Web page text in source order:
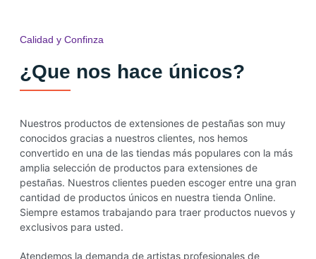
Calidad y Confinza
¿Que nos hace únicos?
Nuestros productos de extensiones de pestañas son muy
conocidos gracias a nuestros clientes, nos hemos
convertido en una de las tiendas más populares con la más
amplia selección de productos para extensiones de
pestañas. Nuestros clientes pueden escoger entre una gran
cantidad de productos únicos en nuestra tienda Online.
Siempre estamos trabajando para traer productos nuevos y
exclusivos para usted.
Atendemos la demanda de artistas profesionales de